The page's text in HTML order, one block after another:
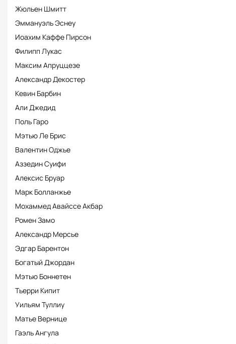
Жюльен Шмитт
Эммануэль Эснеу
Иоахим Каффе Пирсон
Филипп Лукас
Максим Апруццезе
Александр Декостер
Кевин Барбин
Али Джедид
Поль Гаро
Мэтью Ле Брис
Валентин Оджье
Аззедин Суифи
Алексис Бруар
Марк Болланжье
Мохаммед Авайссе Акбар
Ромен Замо
Александр Мерсье
Эдгар Барентон
Богатый Джордан
Мэтью Боннетен
Тьерри Кипит
Уильям Туллиу
Матье Вернице
Гаэль Ангула